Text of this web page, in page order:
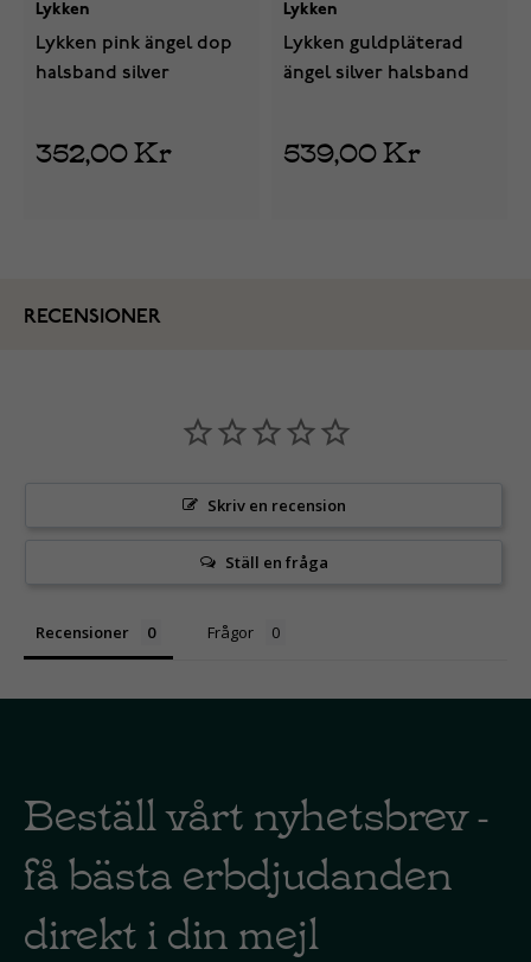
Lykken
Lykken pink ängel dop
halsband silver
352,00 Kr
Lykken
Lykken guldpläterad
ängel silver halsband
539,00 Kr
RECENSIONER
Skriv en recension
Ställ en fråga
Recensioner Frågor
Beställ vårt nyhetsbrev -
få bästa erbdjudanden
direkt i din mejl